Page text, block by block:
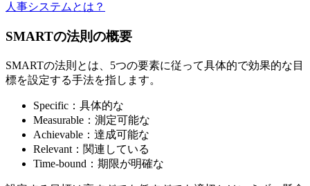
人事システムとは？
SMARTの法則の概要
SMARTの法則とは、5つの要素に従って具体的で効果的な目
標を設定する手法を指します。
Specific：具体的な
Measurable：測定可能な
Achievable：達成可能な
Relevant：関連している
Time-bound：期限が明確な